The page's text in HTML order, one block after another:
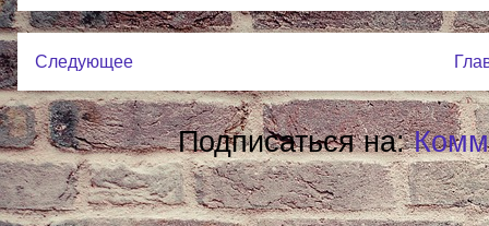
Следующее
Подписаться на: